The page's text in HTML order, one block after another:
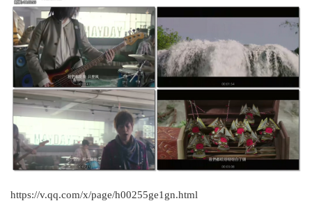
https://v.qq.com/x/page/h00255ge1gn.html